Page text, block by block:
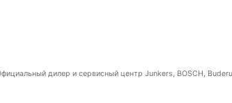
дилер и сервисный центр Junkers, BOSCH,